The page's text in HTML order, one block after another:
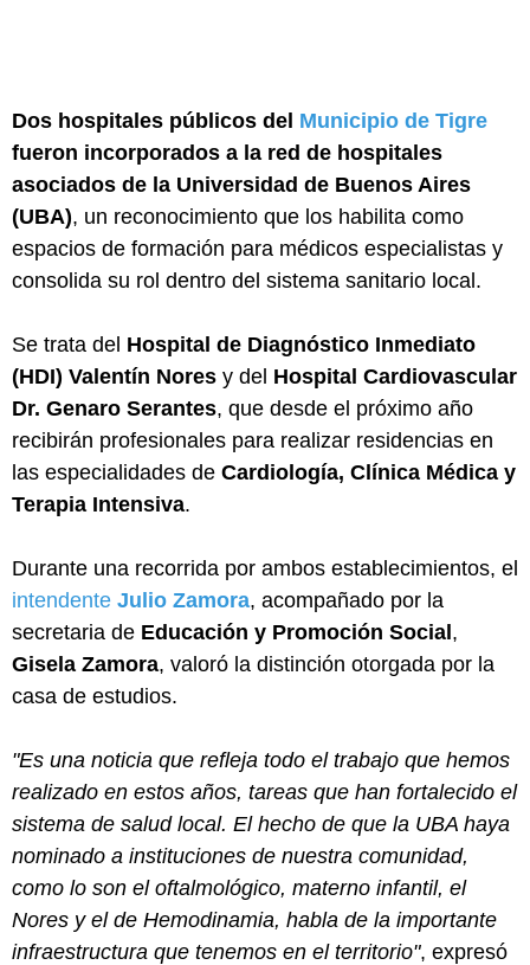
Dos hospitales públicos del Municipio de Tigre
fueron incorporados a la red de hospitales
asociados de la Universidad de Buenos Aires
(UBA), un reconocimiento que los habilita como
espacios de formación para médicos especialistas y
consolida su rol dentro del sistema sanitario local.
Se trata del Hospital de Diagnóstico Inmediato
(HDI) Valentín Nores y del Hospital Cardiovascular
Dr. Genaro Serantes, que desde el próximo año
recibirán profesionales para realizar residencias en
las especialidades de Cardiología, Clínica Médica y
Terapia Intensiva.
Durante una recorrida por ambos establecimientos, el
intendente Julio Zamora, acompañado por la
secretaria de Educación y Promoción Social,
Gisela Zamora, valoró la distinción otorgada por la
casa de estudios.
"Es una noticia que refleja todo el trabajo que hemos
realizado en estos años, tareas que han fortalecido el
sistema de salud local. El hecho de que la UBA haya
nominado a instituciones de nuestra comunidad,
como lo son el oftalmológico, materno infantil, el
Nores y el de Hemodinamia, habla de la importante
infraestructura que tenemos en el territorio", expresó